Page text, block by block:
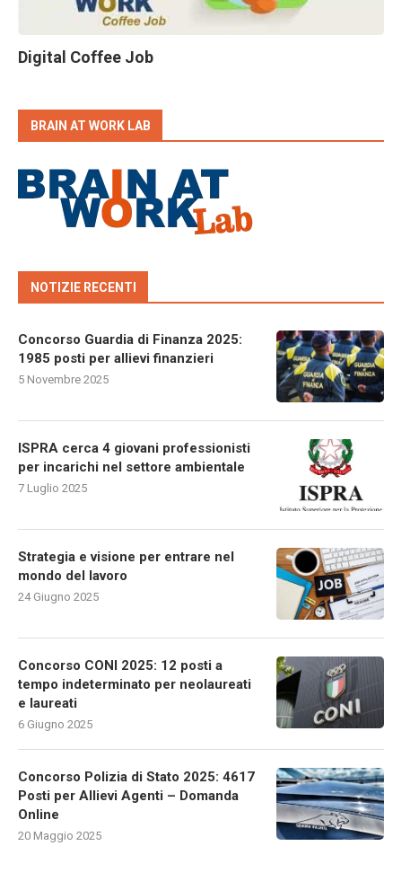
Digital Coffee Job
BRAIN AT WORK LAB
NOTIZIE RECENTI
Concorso Guardia di Finanza 2025:
1985 posti per allievi finanzieri
5 Novembre 2025
ISPRA cerca 4 giovani professionisti
per incarichi nel settore ambientale
7 Luglio 2025
Strategia e visione per entrare nel
mondo del lavoro
24 Giugno 2025
Concorso CONI 2025: 12 posti a
tempo indeterminato per neolaureati
e laureati
6 Giugno 2025
Concorso Polizia di Stato 2025: 4617
Posti per Allievi Agenti – Domanda
Online
20 Maggio 2025